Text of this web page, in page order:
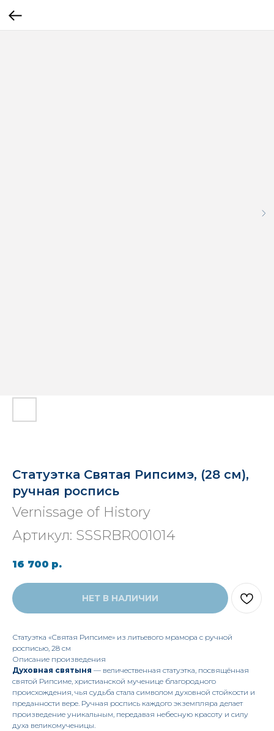
Статуэтка Святая Рипсимэ, (28 см),
ручная роспись
Vernissage of History
Артикул: SSSRBR001014
16 700 р.
НЕТ В НАЛИЧИИ
Статуэтка «Святая Рипсиме» из литьевого мрамора с ручной
росписью, 28 см
Описание произведения
Духовная святыня — величественная статуэтка, посвящённая
святой Рипсиме, христианской мученице благородного
происхождения, чья судьба стала символом духовной стойкости и
преданности вере. Ручная роспись каждого экземпляра делает
произведение уникальным, передавая небесную красоту и силу
духа великомученицы.